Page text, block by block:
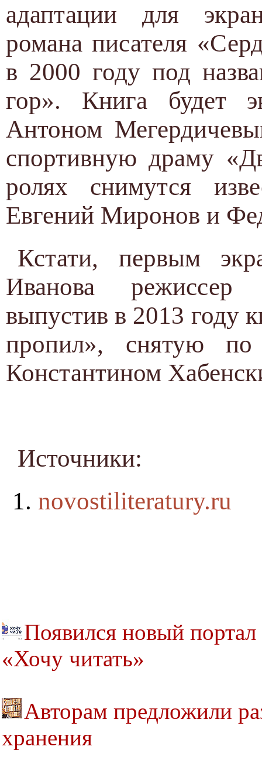
адаптации для
романа писателя
в 2000 году под
гор». Книга будет
Антоном
спортивную драму
ролях снимутся
Евгений Миронов и
Кстати, первым
Иванова режиссер
выпустив в 2013 году
пропил», снятую
Константином
Источники:
novostiliteratury.ru
Появился новый
«Хочу читать»
Авторам предложили
хранения